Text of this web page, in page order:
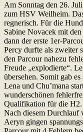
Am Sonntag den 26.
zum HSV Weilheim.
regnerisch. Für die
Sabine Novacek mit
dann der erste 1er-
Percy durfte als zweiter
den Parcour nahezu
Freude „explodierte“.
übersehen. Somit gab
Lena und Chu’mana
wunderschönen
Qualifikation für die
Nach diesem Durchlauf
Aeryn gingen